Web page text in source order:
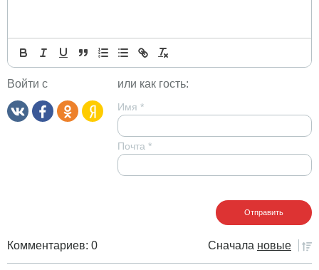
Войти с или как гость:
Имя *
Почта *
Комментариев: 0 Сначала новые